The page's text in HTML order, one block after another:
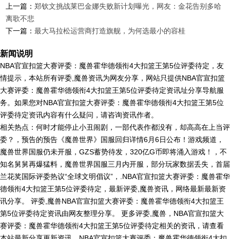
上一篇：郑钦文挑战莱巴金娜失败新计划曝光，网友：金花告别多哈
离歌不悲
下一篇：最大马拉松运营商打造旗舰，为何选最小的容桂
新闻说明
NBA官宣扣篮大赛评委：魔兽霍华德领衔4大扣篮王第5位评委待定，友
情提示，本站所有评委,魔兽资讯为网友分享，网站只提供NBA官宣扣篮
大赛评委：魔兽霍华德领衔4大扣篮王第5位评委待定资讯址分享导航服
务。如果您对NBA官宣扣篮大赛评委：魔兽霍华德领衔4大扣篮王第5位
评委待定资讯内容有什么疑问，请咨询资讯作者。
相关热点：何时才能停止小丑闹剧，一部代表作都没有，却高高在上当评
委？，预告的预告《魔兽世界》国服回归详情6月6日公布！游戏频道，
魔兽世界国服仍未开服，GZS蓄势待发，320亿G币即将涌入游戏！，不
知名舅舅再爆猛料，魔兽世界国服三月内开服，部分玩家数据丢失，首届
兰花奖国际评委热议“全球文明倡议”，.NBA官宣扣篮大赛评委：魔兽霍华
德领衔4大扣篮王第5位评委待定，最新评委,魔兽资讯，网络最新最新资
讯分享。 评委,魔兽NBA官宣扣篮大赛评委：魔兽霍华德领衔4大扣篮王
第5位评委待定资讯由网友整理分享。 更多评委,魔兽，NBA官宣扣篮大
赛评委：魔兽霍华德领衔4大扣篮王第5位评委待定相关的资讯，请查看